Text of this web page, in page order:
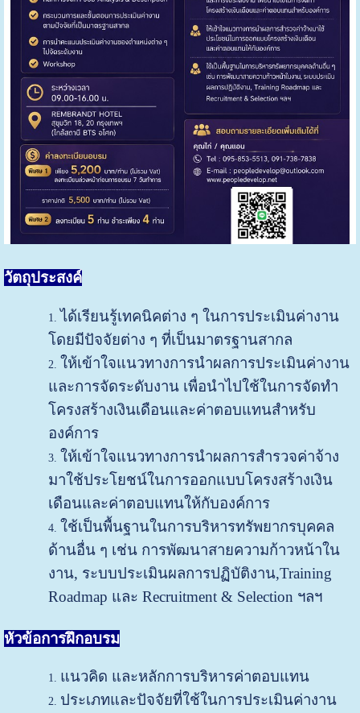
วัตถุประสงค์
ได้เรียนรู้เทคนิคต่าง ๆ ในการประเมินค่างาน
โดยมีปัจจัยต่าง ๆ ที่เป็นมาตรฐานสากล
ให้เข้าใจแนวทางการนำผลการประเมินค่างาน
และการจัดระดับงาน เพื่อนำไปใช้ในการจัดทำ
โครงสร้างเงินเดือนและค่าตอบแทนสำหรับ
องค์การ
ให้เข้าใจแนวทางการนำผลการสำรวจค่าจ้าง
มาใช้ประโยชน์ในการออกแบบโครงสร้างเงิน
เดือนและค่าตอบแทนให้กับองค์การ
ใช้เป็นพื้นฐานในการบริหารทรัพยากรบุคคล
ด้านอื่น ๆ เช่น การพัฒนาสายความก้าวหน้าใน
งาน, ระบบประเมินผลการปฏิบัติงาน,Training
Roadmap และ Recruitment & Selection ฯลฯ
หัวข้อการฝึกอบรม
แนวคิด และหลักการบริหารค่าตอบแทน
ประเภทและปัจจัยที่ใช้ในการประเมินค่างาน